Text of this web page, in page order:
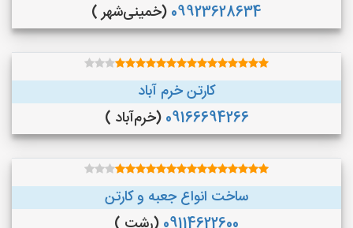
09923628634 (خمینی‌شهر )
کارتن خرم آباد
09166694266 (خرم‌آباد )
ساخت انواع جعبه و کارتن